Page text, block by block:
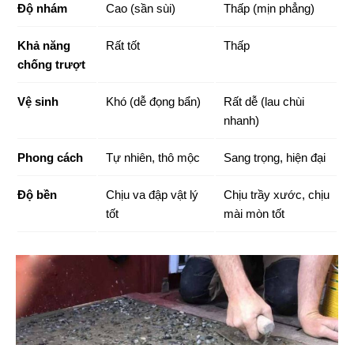
Độ nhám Cao (sần sùi) Thấp (mịn phẳng)
Khả năng
chống trượt
Rất tốt Thấp
Vệ sinh Khó (dễ đọng bẩn)
Rất dễ (lau chùi
nhanh)
Phong cách Tự nhiên, thô mộc Sang trọng, hiện đại
Độ bền
Chịu va đập vật lý
tốt
Chịu trầy xước, chịu
mài mòn tốt